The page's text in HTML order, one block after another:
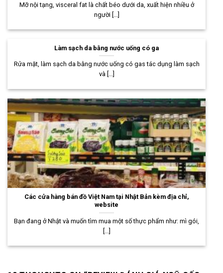
Mỡ nội tạng, visceral fat là chất béo dưới da, xuất hiện nhiều ở
người [...]
Làm sạch da bằng nước uống có ga
Rửa mặt, làm sạch da bằng nước uống có gas tác dụng làm sạch
và [...]
Các cửa hàng bán đồ Việt Nam tại Nhật Bản kèm địa chỉ,
website
Bạn đang ở Nhật và muốn tìm mua một số thực phẩm như: mì gói,
[...]